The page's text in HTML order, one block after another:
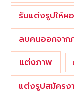
รับแต่งรูปให้ผ
ลบคนออกจาก
แต่งภาพ
แต่งรูปสมัครง